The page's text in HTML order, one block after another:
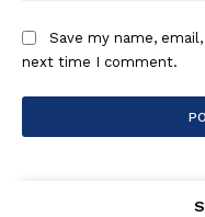
Save my name,
next time I comment.